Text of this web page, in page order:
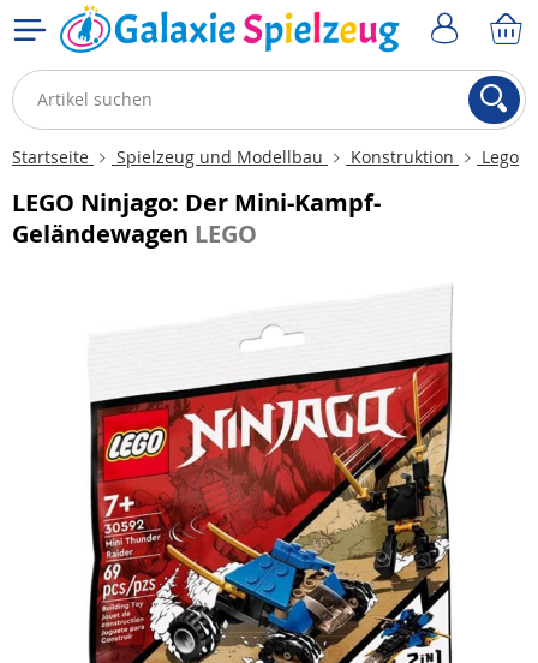
Startseite Spielzeug und Modellbau Konstruktion Lego
LEGO Ninjago: Der Mini-Kampf-
Geländewagen LEGO